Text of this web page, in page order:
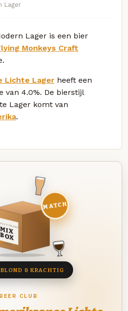
Lager
Lager is een bier
Monkeys Craft
Lichte Lager heeft een
van 4.0%. De bierstijl
Lager komt van
.
CLUB
DEZE MAAND
MIX
BOX
8 BIEREN
MATCH
BLOND & KRACHTIG